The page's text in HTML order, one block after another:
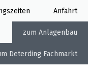
Anfahrt
Anlagenbau
Deterding Fachmarkt